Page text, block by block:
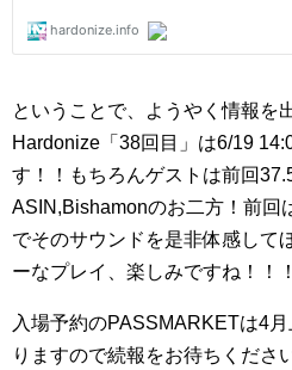
ということで、ようやく情報を
Hardonize「38回目」は6/19
す！！もちろんゲストは前回
ASIN,Bishamonのお二方！前回
でそのサウンドを是非体感して
ーなプレイ、楽しみですね！！
入場予約のPASSMARKETは4
りますので続報をお待ちくださ